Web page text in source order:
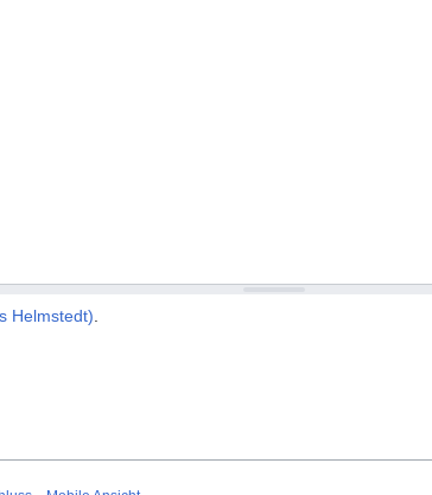
Helmstedt)